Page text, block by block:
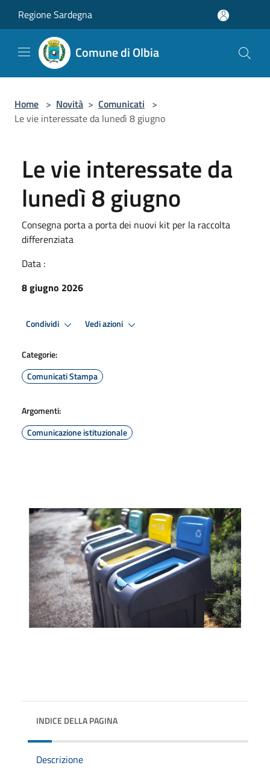
Regione Sardegna
Comune di Olbia
Home > Novità > Comunicati >
Le vie interessate da lunedì 8 giugno
Le vie interessate da
lunedì 8 giugno
Consegna porta a porta dei nuovi kit per la raccolta
differenziata
Data :
8 giugno 2026
Condividi Vedi azioni
Categorie:
Comunicati Stampa
Argomenti:
Comunicazione istituzionale
INDICE DELLA PAGINA
Descrizione